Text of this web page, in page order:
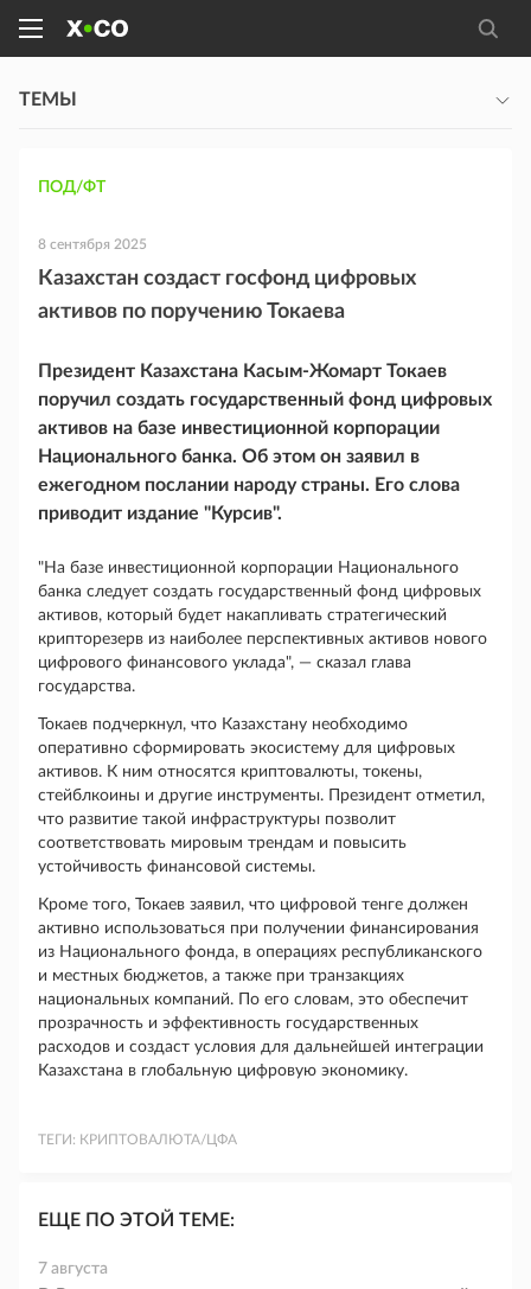
ТЕМЫ
ПОД/ФТ
8 сентября 2025
Казахстан создаст госфонд цифровых
активов по поручению Токаева
Президент Казахстана Касым-Жомарт Токаев
поручил создать государственный фонд цифровых
активов на базе инвестиционной корпорации
Национального банка. Об этом он заявил в
ежегодном послании народу страны. Его слова
приводит издание "Курсив".
"На базе инвестиционной корпорации Национального
банка следует создать государственный фонд цифровых
активов, который будет накапливать стратегический
крипторезерв из наиболее перспективных активов нового
цифрового финансового уклада", — сказал глава
государства.
Токаев подчеркнул, что Казахстану необходимо
оперативно сформировать экосистему для цифровых
активов. К ним относятся криптовалюты, токены,
стейблкоины и другие инструменты. Президент отметил,
что развитие такой инфраструктуры позволит
соответствовать мировым трендам и повысить
устойчивость финансовой системы.
Кроме того, Токаев заявил, что цифровой тенге должен
активно использоваться при получении финансирования
из Национального фонда, в операциях республиканского
и местных бюджетов, а также при транзакциях
национальных компаний. По его словам, это обеспечит
прозрачность и эффективность государственных
расходов и создаст условия для дальнейшей интеграции
Казахстана в глобальную цифровую экономику.
ТЕГИ: КРИПТОВАЛЮТА/ЦФА
ЕЩЕ ПО ЭТОЙ ТЕМЕ:
7 августа